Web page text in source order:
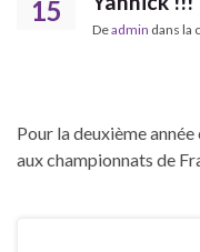
15
Deadmin dans la
Pour la deuxième
aux championnats de